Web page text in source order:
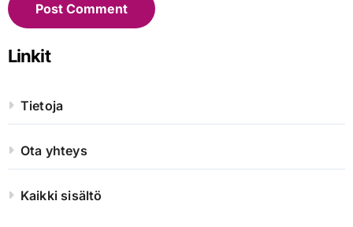
Linkit
Tietoja
Ota yhteys
Kaikki sisältö